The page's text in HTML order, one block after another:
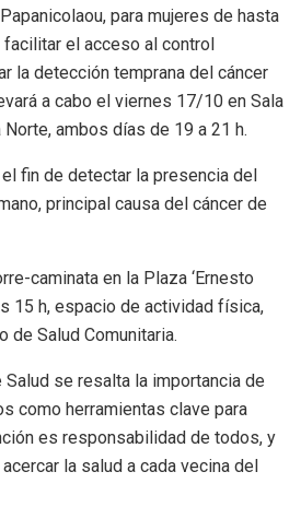
para mujeres de hasta
el acceso al control
la detección temprana del cáncer
a cabo el viernes 17/10 en Sala
ambos días de 19 a 21 h.
fin de detectar la presencia del
principal causa del cáncer de
caminata en la Plaza ‘Ernesto
15 h, espacio de actividad física,
de Salud Comunitaria.
Salud se resalta la importancia de
como herramientas clave para
es responsabilidad de todos, y
la salud a cada vecina del